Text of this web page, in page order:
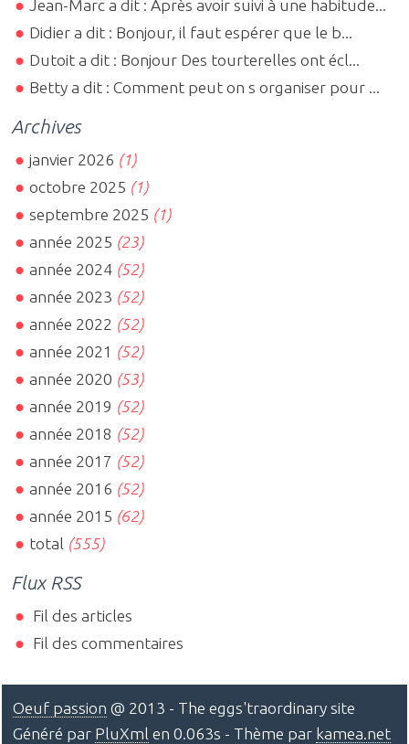
Jean-Marc a dit : Après avoir suivi à une habitude...
Didier a dit : Bonjour, il faut espérer que le b...
Dutoit a dit : Bonjour Des tourterelles ont écl...
Betty a dit : Comment peut on s organiser pour ...
Archives
janvier 2026 (1)
octobre 2025 (1)
septembre 2025 (1)
année 2025 (23)
année 2024 (52)
année 2023 (52)
année 2022 (52)
année 2021 (52)
année 2020 (53)
année 2019 (52)
année 2018 (52)
année 2017 (52)
année 2016 (52)
année 2015 (62)
total (555)
Flux RSS
Fil des articles
Fil des commentaires
Oeuf passion @ 2013 - The eggs'traordinary site
Généré par PluXml en 0.063s - Thème par kamea.net